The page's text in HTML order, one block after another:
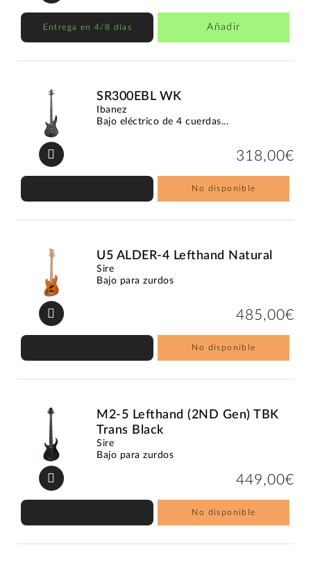
Entrega en 4/8 días Añadir
SR300EBL WK
Ibanez
Bajo eléctrico de 4 cuerdas...
318,00€
No disponible
U5 ALDER-4 Lefthand Natural
Sire
Bajo para zurdos
485,00€
No disponible
M2-5 Lefthand (2ND Gen) TBK
Trans Black
Sire
Bajo para zurdos
449,00€
No disponible